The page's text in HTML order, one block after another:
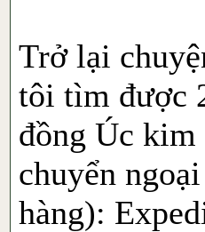
Trở lại
tôi tìm được
đồng Úc
chuyển
hàng):